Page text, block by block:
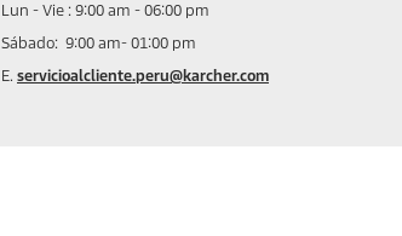
Lun - Vie : 9:00 am - 06:00 pm
Sábado: 9:00 am- 01:00 pm
E. servicioalcliente.peru@karcher.com